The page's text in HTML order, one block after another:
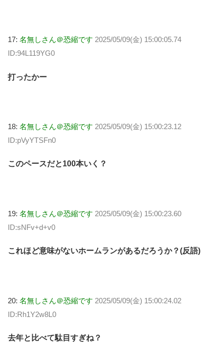
17: 名無しさん＠恐縮です 2025/05/09(金) 15:00:05.74
ID:94L119YG0
打ったかー
18: 名無しさん＠恐縮です 2025/05/09(金) 15:00:23.12
ID:pVyYTSFn0
このペースだと100本いく？
19: 名無しさん＠恐縮です 2025/05/09(金) 15:00:23.60
ID:sNFv+d+v0
これほど意味がないホームランがあるだろうか？(反語)
20: 名無しさん＠恐縮です 2025/05/09(金) 15:00:24.02
ID:Rh1Y2w8L0
去年と比べて駄目すぎね？